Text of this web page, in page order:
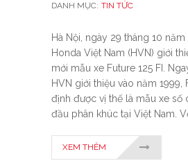
DANH MỤC: TIN TỨC
Hà Nội, ngày 29 tháng 10
Honda Việt Nam (HVN) giới
mới mẫu xe Future 125 FI.
HVN giới thiệu vào năm 1999,
định được vị thế là mẫu xe số
đầu phân khúc tại Việt Nam.
XEM THÊM